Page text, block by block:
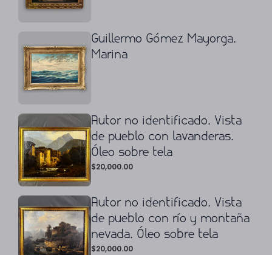
Guillermo Gómez Mayorga.
Marina
Autor no identificado. Vista
de pueblo con lavanderas.
Óleo sobre tela
$20,000.00
Autor no identificado. Vista
de pueblo con río y montaña
nevada. Óleo sobre tela
$20,000.00